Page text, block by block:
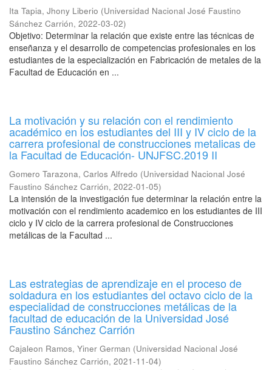
Ita Tapia, Jhony Liberio (Universidad Nacional José Faustino
Sánchez Carrión, 2022-03-02)
Objetivo: Determinar la relación que existe entre las técnicas de
enseñanza y el desarrollo de competencias profesionales en los
estudiantes de la especialización en Fabricación de metales de la
Facultad de Educación en ...
La motivación y su relación con el rendimiento
académico en los estudiantes del III y IV ciclo de la
carrera profesional de construcciones metalicas de
la Facultad de Educación- UNJFSC.2019 II
Gomero Tarazona, Carlos Alfredo (Universidad Nacional José
Faustino Sánchez Carrión, 2022-01-05)
La intensión de la investigación fue determinar la relación entre la
motivación con el rendimiento academico en los estudiantes de III
ciclo y IV ciclo de la carrera profesional de Construcciones
metálicas de la Facultad ...
Las estrategias de aprendizaje en el proceso de
soldadura en los estudiantes del octavo ciclo de la
especialidad de construcciones metálicas de la
facultad de educación de la Universidad José
Faustino Sánchez Carrión
Cajaleon Ramos, Yiner German (Universidad Nacional José
Faustino Sánchez Carrión, 2021-11-04)